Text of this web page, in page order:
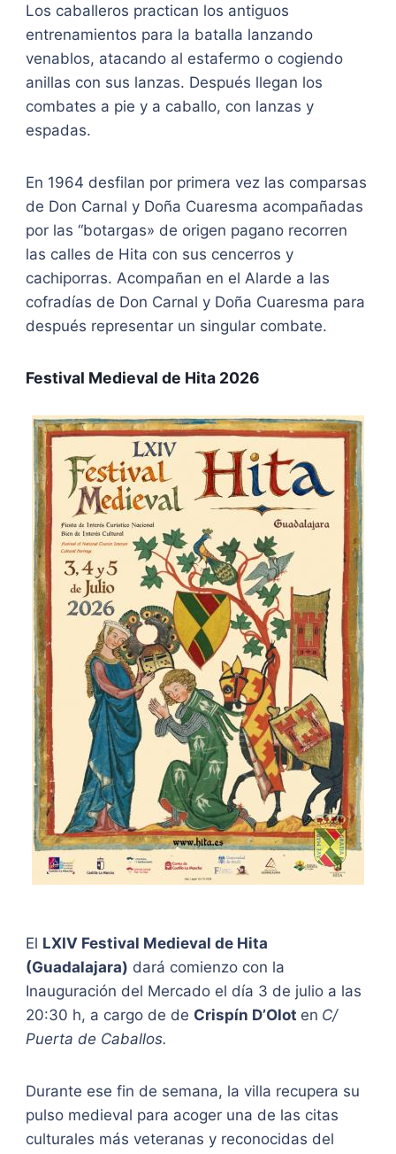
Los caballeros practican los antiguos
entrenamientos para la batalla lanzando
venablos, atacando al estafermo o cogiendo
anillas con sus lanzas. Después llegan los
combates a pie y a caballo, con lanzas y
espadas.
En 1964 desfilan por primera vez las comparsas
de Don Carnal y Doña Cuaresma acompañadas
por las “botargas» de origen pagano recorren
las calles de Hita con sus cencerros y
cachiporras. Acompañan en el Alarde a las
cofradías de Don Carnal y Doña Cuaresma para
después representar un singular combate.
Festival Medieval de Hita 2026
El LXIV Festival Medieval de Hita
(Guadalajara) dará comienzo con la
Inauguración del Mercado el día 3 de julio a las
20:30 h, a cargo de de Crispín D’Olot en C/
Puerta de Caballos.
Durante ese fin de semana, la villa recupera su
pulso medieval para acoger una de las citas
culturales más veteranas y reconocidas del